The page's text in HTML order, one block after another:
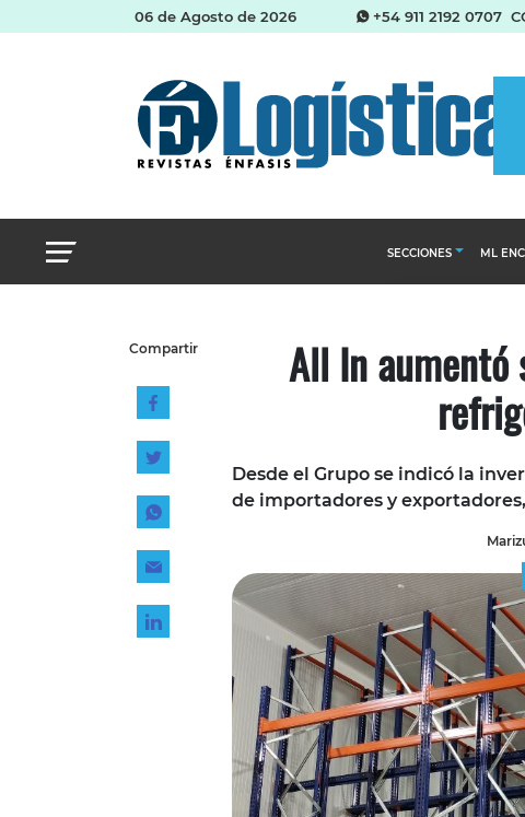
06 de Agosto de 2026 +54 911 2192 0707
SECCIONES
Almacenes e
Cadena de
Logística y
Management
Tecnología
ML
Compartir All In aumentó
Desde el Grupo se indicó la
de importadores y